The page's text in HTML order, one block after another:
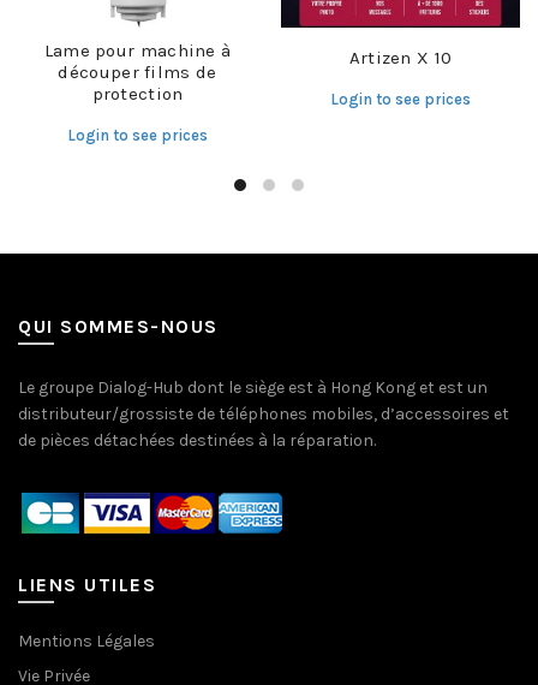
Lame pour machine à
découper films de
protection
Login to see prices
Artizen X 10
Login to see prices
QUI SOMMES-NOUS
Le groupe Dialog-Hub dont le siège est à Hong Kong et est un
distributeur/grossiste de téléphones mobiles, d’accessoires et
de pièces détachées destinées à la réparation.
LIENS UTILES
Mentions Légales
Vie Privée